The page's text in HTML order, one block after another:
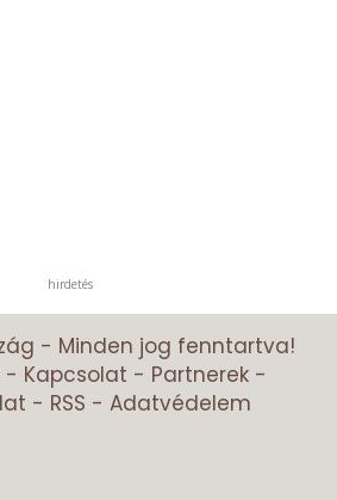
hirdetés
- Minden jog fenntartva!
- Kapcsolat - Partnerek-
- RSS - Adatvédelem